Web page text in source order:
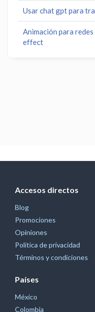
Usar chat gpt para
Animación para
effect
Accesos directos
Blog
Promociones
Opiniones
Política de privacidad
Términos y condiciones
Países
México
Colombia